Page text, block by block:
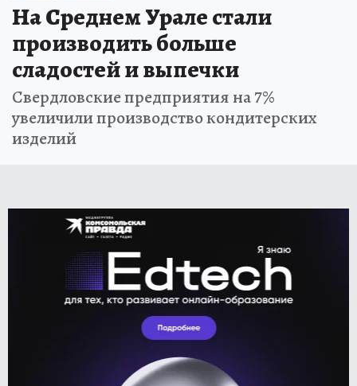
На Среднем Урале стали
производить больше
сладостей и выпечки
Свердловские предприятия на 7%
увеличили производство кондитерских
изделий